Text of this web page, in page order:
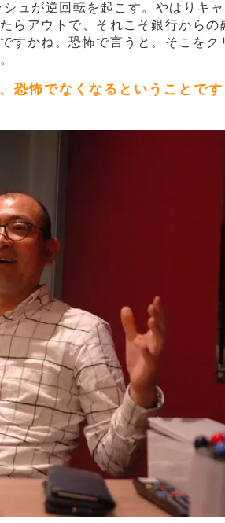
ュが逆回転を起こす。やはりキャ
らアウトで、それこそ銀行からの
すかね。恐怖で言うと。そこをク
恐怖でなくなるということです